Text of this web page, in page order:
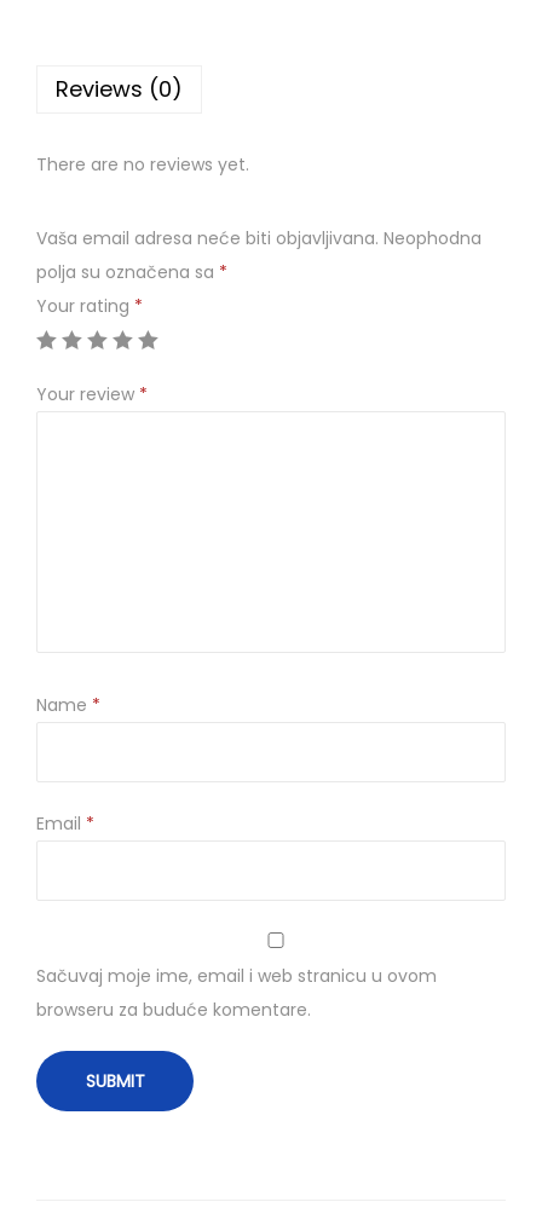
Reviews (0)
There are no reviews yet.
Vaša email adresa neće biti objavljivana. Neophodna
polja su označena sa *
Your rating *
Your review *
Name *
Email *
Sačuvaj moje ime, email i web stranicu u ovom
browseru za buduće komentare.